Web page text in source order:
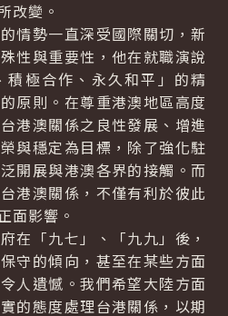
改變。
情勢一直深受國際關切，新
性與重要性，他在就職演說
積極合作、永久和平」的精
原則。在尊重港澳地區高度
港澳關係之良性發展、增進
與穩定為目標，除了強化駐
開展與港澳各界的接觸。而
港澳關係，不僅有利於彼此
面影響。
在「九七」、「九九」後，
守的傾向，甚至在某些方面
人遺憾。我們希望大陸方面
的態度處理台港關係，以期